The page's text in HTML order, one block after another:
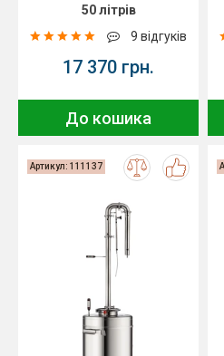
50 літрів
9 відгуків
17 370 грн.
До кошика
Артикул: 111137